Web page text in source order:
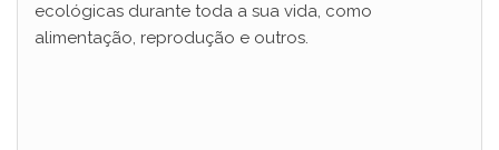
ecológicas durante toda a sua vida, como
alimentação, reprodução e outros.